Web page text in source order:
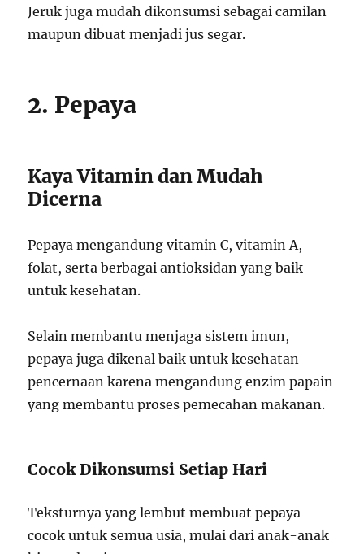
Jeruk juga mudah dikonsumsi sebagai camilan
maupun dibuat menjadi jus segar.
2. Pepaya
Kaya Vitamin dan Mudah
Dicerna
Pepaya mengandung vitamin C, vitamin A,
folat, serta berbagai antioksidan yang baik
untuk kesehatan.
Selain membantu menjaga sistem imun,
pepaya juga dikenal baik untuk kesehatan
pencernaan karena mengandung enzim papain
yang membantu proses pemecahan makanan.
Cocok Dikonsumsi Setiap Hari
Teksturnya yang lembut membuat pepaya
cocok untuk semua usia, mulai dari anak-anak